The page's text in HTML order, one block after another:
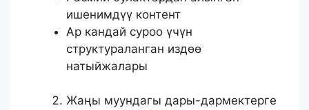
ишенимдүү контент
Ар кандай суроо үчүн
структураланган издөө
натыйжалары
Жаңы муундагы дары-дармектерге